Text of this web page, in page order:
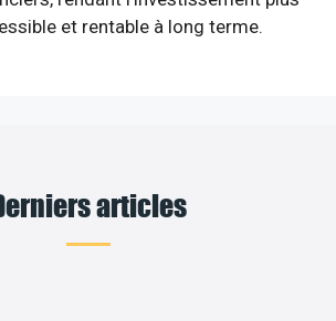
et rentable à long terme.
articles